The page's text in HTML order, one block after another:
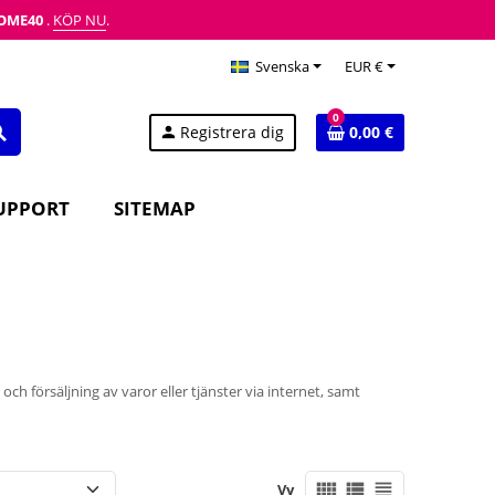
. KÖP NU.
Svenska EUR €
person Registrera dig
0
0,00 €
SITEMAP
försäljning av varor eller tjänster via internet, samt
Vy view_comfy view_list view_headline